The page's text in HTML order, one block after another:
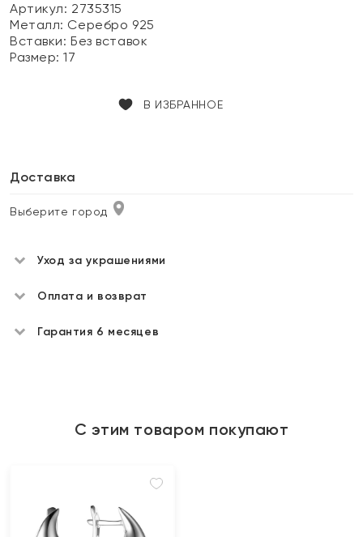
Артикул: 2735315
Металл: Серебро 925
Вставки:Без вставок
Размер:17
В ИЗБРАННОЕ
Доставка
Выберите город
Уход за украшениями
Оплата и возврат
Гарантия 6 месяцев
С этим товаром покупают